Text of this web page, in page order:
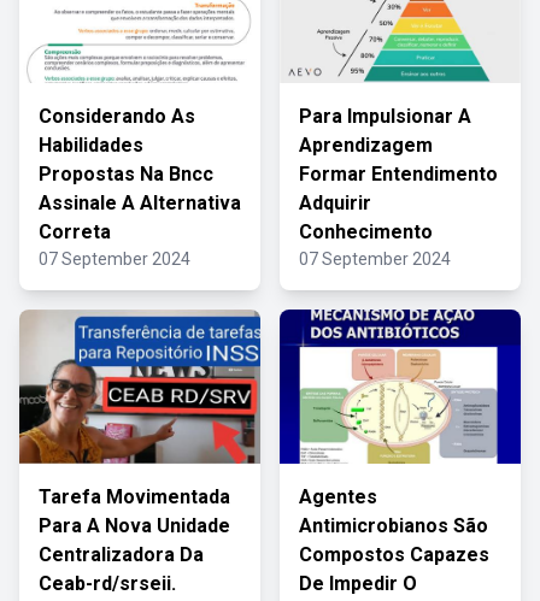
Considerando As
Habilidades
Propostas Na Bncc
Assinale A Alternativa
Correta
07 September 2024
Para Impulsionar A
Aprendizagem
Formar Entendimento
Adquirir
Conhecimento
07 September 2024
Tarefa Movimentada
Para A Nova Unidade
Centralizadora Da
Ceab-rd/srseii.
Agentes
Antimicrobianos São
Compostos Capazes
De Impedir O